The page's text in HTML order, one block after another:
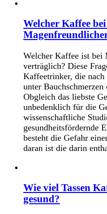
Welcher Kaffee
Welcher Kaffee ist bei
verträglich? Diese
Kaffeetrinker, die nach
unter
Obgleich das liebste
unbedenklich für die
wissenschaftliche
gesundheitsfördernde
besteht die Gefahr
daran ist die darin
Wie viel Tassen
gesund?